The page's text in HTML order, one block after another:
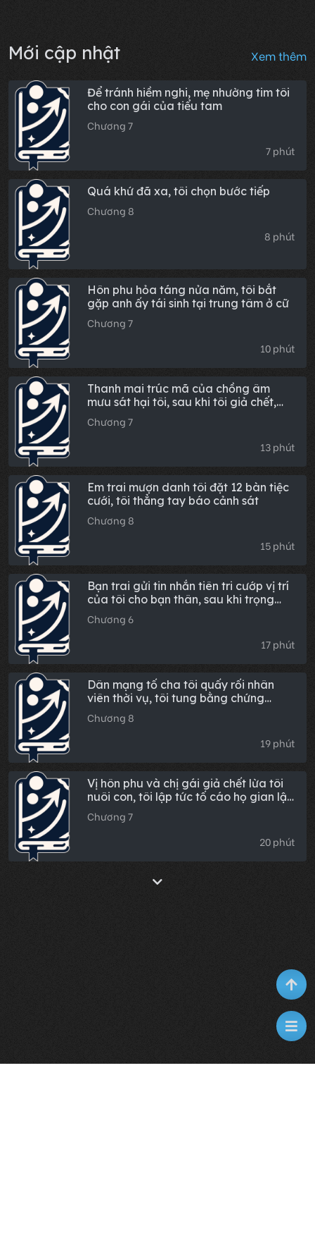
Mới cập nhật Xem thêm
Để tránh hiềm nghi, mẹ nhường tim tôi
cho con gái của tiểu tam
Chương 7
7 phút
Quá khứ đã xa, tôi chọn bước tiếp
Chương 8
8 phút
Hôn phu hỏa táng nửa năm, tôi bắt
gặp anh ấy tái sinh tại trung tâm ở cữ
Chương 7
10 phút
Thanh mai trúc mã của chồng âm
mưu sát hại tôi, sau khi tôi giả chết,
anh ta khóc lóc thảm thiết
Chương 7
13 phút
Em trai mượn danh tôi đặt 12 bàn tiệc
cưới, tôi thẳng tay báo cảnh sát
Chương 8
15 phút
Bạn trai gửi tin nhắn tiên tri cướp vị trí
của tôi cho bạn thân, sau khi trọng
sinh, tôi tự tay thiết kế 'tương lai' cho
họ
Chương 6
17 phút
Dân mạng tố cha tôi quấy rối nhân
viên thời vụ, tôi tung bằng chứng
camera lên nhóm toàn công ty
Chương 8
19 phút
Vị hôn phu và chị gái giả chết lừa tôi
nuôi con, tôi lập tức tố cáo họ gian lận
học thuật
Chương 7
20 phút